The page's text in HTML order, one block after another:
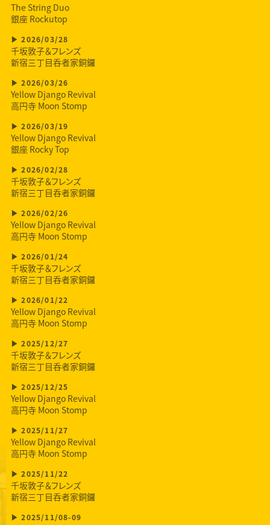
The String Duo
銀座 Rockutop
2026/03/28
千坂敦子＆フレンズ
新宿三丁目呑者家銅鑼
2026/03/26
Yellow Django Revival
高円寺 Moon Stomp
2026/03/19
Yellow Django Revival
銀座 Rocky Top
2026/02/28
千坂敦子＆フレンズ
新宿三丁目呑者家銅鑼
2026/02/26
Yellow Django Revival
高円寺 Moon Stomp
2026/01/24
千坂敦子＆フレンズ
新宿三丁目呑者家銅鑼
2026/01/22
Yellow Django Revival
高円寺 Moon Stomp
2025/12/27
千坂敦子＆フレンズ
新宿三丁目呑者家銅鑼
2025/12/25
Yellow Django Revival
高円寺 Moon Stomp
2025/11/27
Yellow Django Revival
高円寺 Moon Stomp
2025/11/22
千坂敦子＆フレンズ
新宿三丁目呑者家銅鑼
2025/11/08-09